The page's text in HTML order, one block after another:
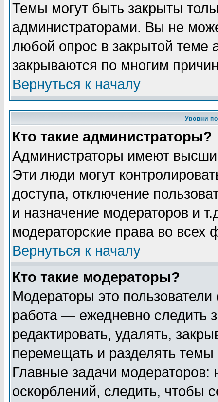
Темы могут быть закрыты
администраторами. Вы не
любой опрос в закрытой теме
закрываются по многим
Вернуться к началу
Уровни
Кто такие администраторы?
Администраторы имеют
Эти люди могут
доступа, отключение
и назначение модераторов и
модераторские права во всех
Вернуться к началу
Кто такие модераторы?
Модераторы это
работа — ежедневно следить
редактировать, удалять,
перемещать и разделять
Главные задачи
оскорблений, следить, чтобы